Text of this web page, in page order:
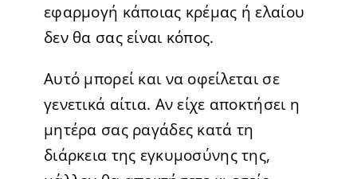
εφαρμογή κάποιας κρέμας ή ελαίου
δεν θα σας είναι κόπος.
Αυτό μπορεί και να οφείλεται σε
γενετικά αίτια. Αν είχε αποκτήσει η
μητέρα σας ραγάδες κατά τη
διάρκεια της εγκυμοσύνης της,